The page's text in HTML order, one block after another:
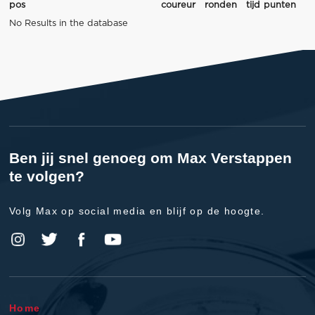
pos coureur ronden tijd
punten
No Results in the database
Ben jij snel genoeg om Max Verstappen
te volgen?
Volg Max op social media en blijf op de hoogte.
Home